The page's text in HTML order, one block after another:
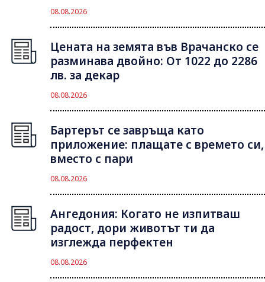
08.08.2026
Цената на земята във Врачанско се
разминава двойно: От 1022 до 2286
лв. за декар
08.08.2026
Бартерът се завръща като
приложение: плащате с времето си,
вместо с пари
08.08.2026
Ангедония: Когато не изпитваш
радост, дори животът ти да
изглежда перфектен
08.08.2026